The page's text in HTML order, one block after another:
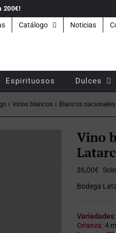
200€!
Catálogo Noticias
Espirituosos Dulces
Vinos blancos Blancos nacionales
Vino
36,00€
Bodega
Variedades
Crianza: 4